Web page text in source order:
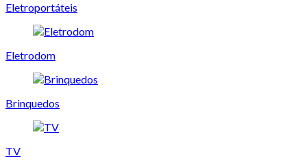
Eletroportáteis
Eletrodom
Brinquedos
TV